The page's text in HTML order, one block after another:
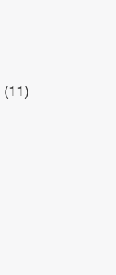
(11)